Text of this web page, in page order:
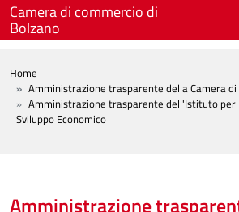
Salta al contenuto principale
Camera di commercio di
Bolzano
BREADCRUMB
Home
Amministrazione trasparente della Camera
Amministrazione trasparente dell'Istituto per
Sviluppo Economico
Amministrazione